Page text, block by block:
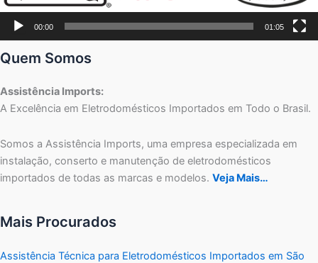
00:00 01:05
Quem Somos
Assistência Imports:
A Excelência em Eletrodomésticos Importados em Todo o Brasil.
Somos a Assistência Imports, uma empresa especializada em
instalação, conserto e manutenção de eletrodomésticos
importados de todas as marcas e modelos. Veja Mais…
Mais Procurados
Assistência Técnica para Eletrodomésticos Importados em São